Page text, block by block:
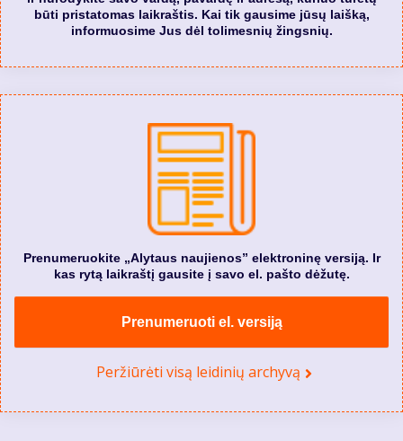
būti pristatomas laikraštis. Kai tik gausime jūsų laišką,
informuosime Jus dėl tolimesnių žingsnių.
Prenumeruokite „Alytaus naujienos” elektroninę versiją. Ir
kas rytą laikraštį gausite į savo el. pašto dėžutę.
Prenumeruoti el. versiją
Peržiūrėti visą leidinių archyvą